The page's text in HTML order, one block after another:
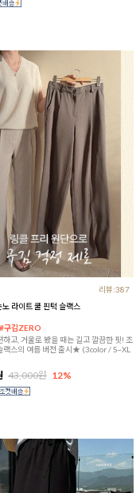
리뷰:387
라이트 쿨 핀턱 슬랙스
구김ZERO
하고, 거울로 봤을 때는 길고 깔끔한 핏! 조
랙스의 여름 버전 출시★ (3color / S~XL
43,000원 12%